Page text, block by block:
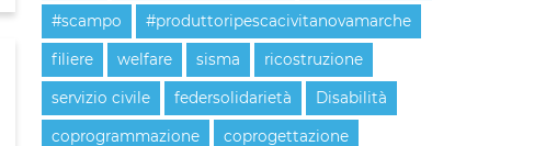
#scampo #produttoripescacivitanovamarche
filiere welfare sisma ricostruzione
servizio civile federsolidarietà Disabilità
coprogrammazione coprogettazione